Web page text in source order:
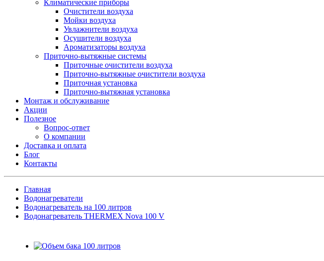
Климатические приборы
Очистители воздуха
Мойки воздуха
Увлажнители воздуха
Осушители воздуха
Ароматизаторы воздуха
Приточно-вытяжные системы
Приточные очистители воздуха
Приточно-вытяжные очистители воздуха
Приточная установка
Приточно-вытяжная установка
Монтаж и обслуживание
Акции
Полезное
Вопрос-ответ
О компании
Доставка и оплата
Блог
Контакты
Главная
Водонагреватели
Водонагреватель на 100 литров
Водонагреватель THERMEX Nova 100 V